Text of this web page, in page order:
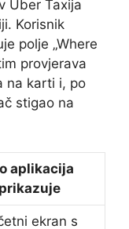
Uber Taxija
Korisnik
polje „Where
provjerava
na karti i, po
stigao na
aplikacija
prikazuje
ekran s